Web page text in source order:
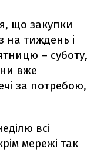
що закупки
на тиждень і
– суботу,
вже
за потребою,
всі
мережі так